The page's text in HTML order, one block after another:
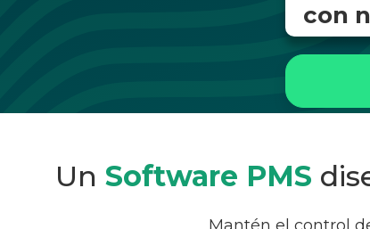
con
Un Software PMS